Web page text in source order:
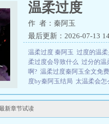
温柔过度
作 者：秦阿玉
最后更新：2026-07-13
温柔过度 秦阿玉 过度的温
柔过度会导致什么 过分的温
啊? 温柔过度秦阿玉全文免
度by秦阿玉结局 太温柔会怎
是懦弱吗温柔过度by秦阿
读。
三秒记住本站：海棠自由书
新章节试读